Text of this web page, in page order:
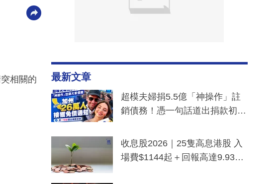
相關的
最新文章
超模夫婦捐5.5億「神操作」註
銷債務！憑一句話道出捐款初
一度被誤當詐騙手段
收息股2026｜25隻高息港股 入
場費$1144起＋回報高達9.93